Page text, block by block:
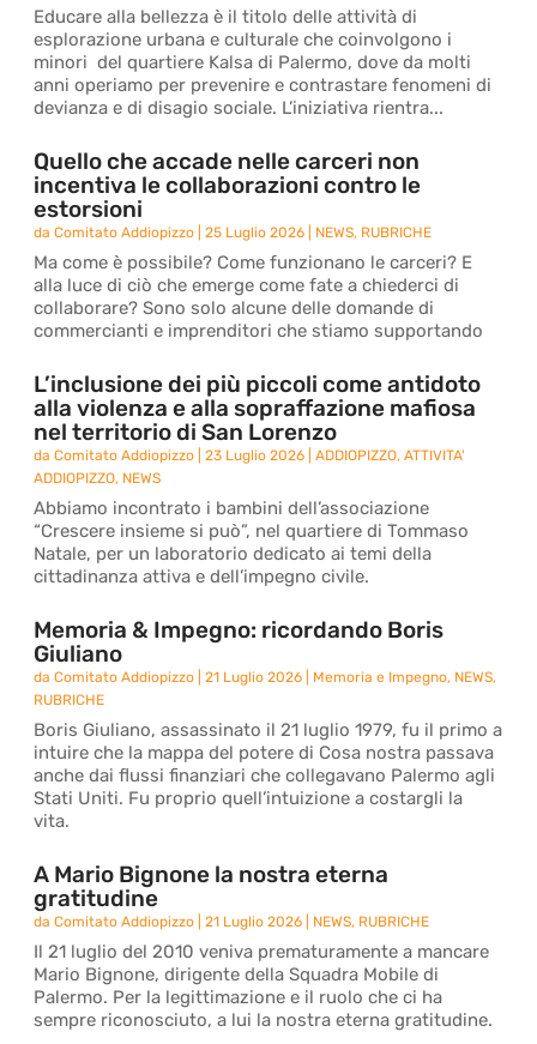
Educare alla bellezza è il titolo delle attività di
esplorazione urbana e culturale che coinvolgono i
minori del quartiere Kalsa di Palermo, dove da molti
anni operiamo per prevenire e contrastare fenomeni di
devianza e di disagio sociale. L’iniziativa rientra...
Quello che accade nelle carceri non
incentiva le collaborazioni contro le
estorsioni
daComitato Addiopizzo |25 Luglio 2026 NEWS, RUBRICHE
Ma come è possibile? Come funzionano le carceri? E
alla luce di ciò che emerge come fate a chiederci di
collaborare? Sono solo alcune delle domande di
commercianti e imprenditori che stiamo supportando
L’inclusione dei più piccoli come antidoto
alla violenza e alla sopraffazione mafiosa
nel territorio di San Lorenzo
daComitato Addiopizzo |23 Luglio 2026 |ADDIOPIZZO,ATTIVITA'
ADDIOPIZZO, NEWS
Abbiamo incontrato i bambini dell’associazione
“Crescere insieme si può”, nel quartiere di Tommaso
Natale, per un laboratorio dedicato ai temi della
cittadinanza attiva e dell’impegno civile.
Memoria & Impegno: ricordando Boris
Giuliano
daComitato Addiopizzo |21 Luglio 2026 Memoria e Impegno, NEWS,
RUBRICHE
Boris Giuliano, assassinato il 21 luglio 1979, fu il primo a
intuire che la mappa del potere di Cosa nostra passava
anche dai flussi finanziari che collegavano Palermo agli
Stati Uniti. Fu proprio quell’intuizione a costargli la
vita.
A Mario Bignone la nostra eterna
gratitudine
daComitato Addiopizzo |21 Luglio 2026 NEWS, RUBRICHE
Il 21 luglio del 2010 veniva prematuramente a mancare
Mario Bignone, dirigente della Squadra Mobile di
Palermo. Per la legittimazione e il ruolo che ci ha
sempre riconosciuto, a lui la nostra eterna gratitudine.